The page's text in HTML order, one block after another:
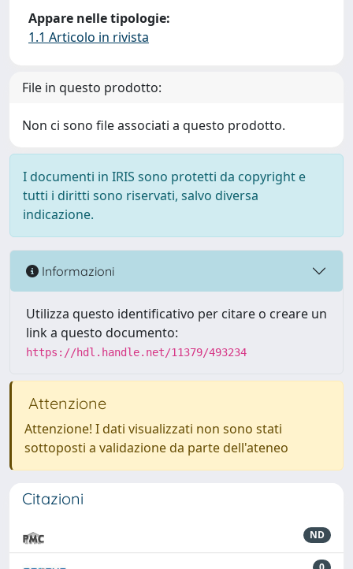
Appare nelle tipologie:
1.1 Articolo in rivista
File in questo prodotto:
Non ci sono file associati a questo prodotto.
I documenti in IRIS sono protetti da copyright e
tutti i diritti sono riservati, salvo diversa
indicazione.
Informazioni
Utilizza questo identificativo per citare o creare un
link a questo documento:
https://hdl.handle.net/11379/493234
Attenzione
Attenzione! I dati visualizzati non sono stati
sottoposti a validazione da parte dell'ateneo
Citazioni
ND